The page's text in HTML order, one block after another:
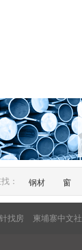
： 钢材 窗
找房 柬埔寨中文